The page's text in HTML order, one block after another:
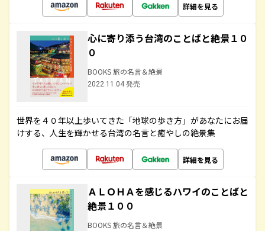
詳細を見る
心に寄り添う台湾のことばと絶景１０
０
BOOKS 旅の名言＆絶景
2022.11.04 発売
世界を４０年以上歩いてきた「地球の歩き方」があなたにお届
けする、人生を輝かせる台湾の名言と癒やしの絶景集
詳細を見る
ＡＬＯＨＡを感じるハワイのことばと
絶景１００
BOOKS 旅の名言＆絶景